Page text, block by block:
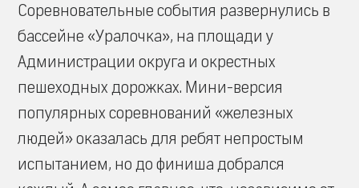
Соревновательные события развернулись в
бассейне «Уралочка», на площади у
Администрации округа и окрестных
пешеходных дорожках. Мини-версия
популярных соревнований «железных
людей» оказалась для ребят непростым
испытанием, но до финиша добрался